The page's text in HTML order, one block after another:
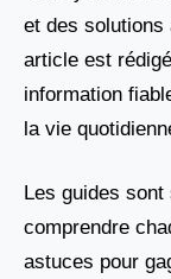
et des solutions
article est
information
la vie
Les guides
comprendre
astuces pour